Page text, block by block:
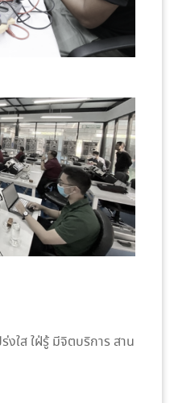
งใส ใฝ่รู้ มีจิตบริการ สาน